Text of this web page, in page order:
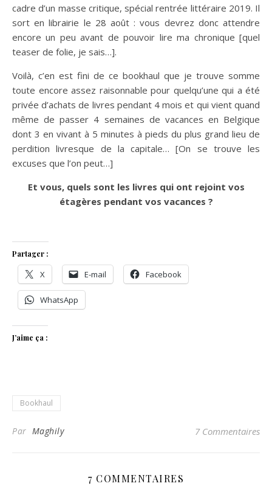
cadre d’un masse critique, spécial rentrée littéraire 2019. Il
sort en librairie le 28 août : vous devrez donc attendre
encore un peu avant de pouvoir lire ma chronique [quel
teaser de folie, je sais…].
Voilà, c’en est fini de ce bookhaul que je trouve somme
toute encore assez raisonnable pour quelqu’une qui a été
privée d’achats de livres pendant 4 mois et qui vient quand
même de passer 4 semaines de vacances en Belgique
dont 3 en vivant à 5 minutes à pieds du plus grand lieu de
perdition livresque de la capitale… [On se trouve les
excuses que l’on peut…]
Et vous, quels sont les livres qui ont rejoint vos
étagères pendant vos vacances ?
Partager :
X E-mail Facebook
WhatsApp
J’aime ça :
Bookhaul
Par Maghily 7 Commentaires
7 COMMENTAIRES